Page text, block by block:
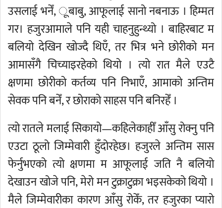
उसलाई भनेँ, ूबाबु, आफूलाई सानो नबनाऊ । हिम्मत
गर। हजुरआमाले पनि यही चाहनुहुन्थ्यो । बाहिरबाट म
बलियो देखिन खोज्दै थिएँ, तर भित्र भने छोरीको मन
आमासँगै चिच्याइरहेको थियो । त्यो रात मैले एउटै
क्षणमा छोरीको कर्तव्य पनि निभाएँ, आमाको अन्तिम
सेवक पनि बनेँ, र छोराको साहस पनि बनिरहेँ ।
त्यो रातले मलाई सिकायो—कहिलेकाहीँ आँसु रोक्नु पनि
एउटा ठूलो जिम्मेवारी हुँदोरहेछ। हजुरले अन्तिम सास
फेर्नुभएको त्यो क्षणमा म आफूलाई जति नै बलियो
देखाउन खोजे पनि, मेरो मन टुक्राटुक्रा भइसकेको थियो ।
मैले जिम्मेवारीका कारण आँसु रोकेँ, तर हजुरका प्यारो